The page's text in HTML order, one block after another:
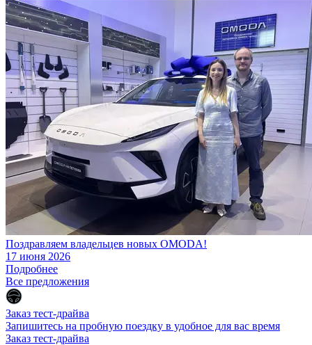
Поздравляем владельцев новых OMODA!
17 июня 2026
Подробнее
Все предложения
Заказ тест-драйва
Запишитесь на пробную поездку в удобное для вас время
Заказ тест-драйва